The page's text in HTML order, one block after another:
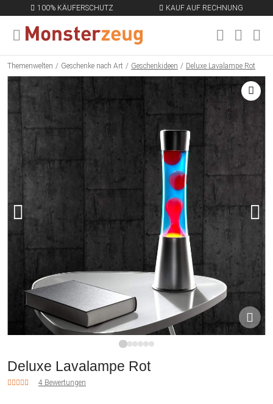
100% KÄUFERSCHUTZ KAUF AUF RECHNUNG
MENÜ SCHLIESSEN
Themenwelten Geschenke nach Art Geschenkideen Deluxe Lavalampe Rot
Deluxe Lavalampe Rot
4 Bewertungen